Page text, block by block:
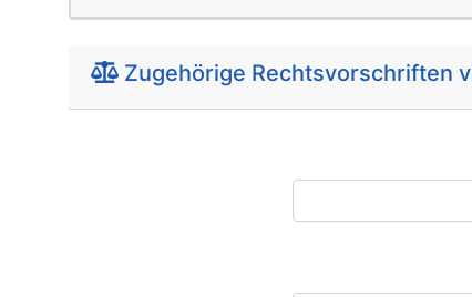
Zugehörige Rechtsvorschriften